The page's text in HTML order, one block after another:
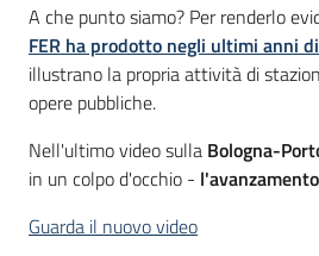
A che punto siamo? Per renderlo
FER ha prodotto negli ultimi anni
illustrano la propria attività di
opere pubbliche.
Nell'ultimo video sulla Bologna-
in un colpo d'occhio -
Guarda il nuovo video